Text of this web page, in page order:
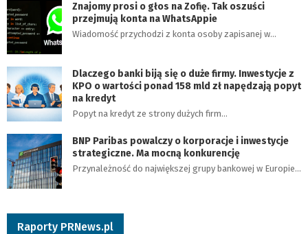
Znajomy prosi o głos na Zofię. Tak oszuści
przejmują konta na WhatsAppie
Wiadomość przychodzi z konta osoby zapisanej w…
Dlaczego banki biją się o duże firmy. Inwestycje z
KPO o wartości ponad 158 mld zł napędzają popyt
na kredyt
Popyt na kredyt ze strony dużych firm…
BNP Paribas powalczy o korporacje i inwestycje
strategiczne. Ma mocną konkurencję
Przynależność do największej grupy bankowej w Europie…
Raporty PRNews.pl